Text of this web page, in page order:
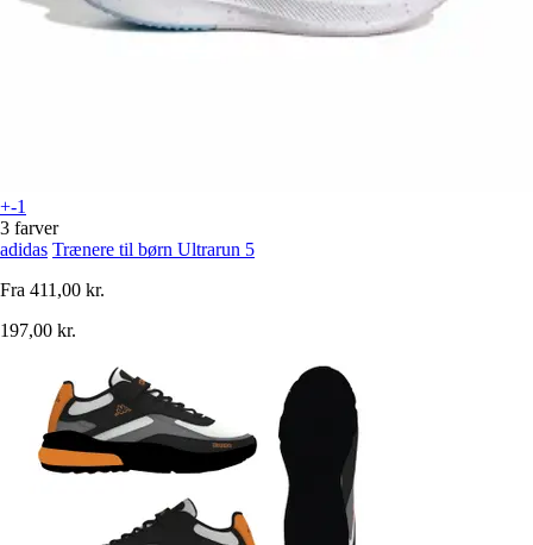
+-1
3 farver
adidas Trænere til børn Ultrarun 5
Fra 411,00 kr.
197,00 kr.